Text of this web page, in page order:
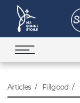
Articles Fillgood